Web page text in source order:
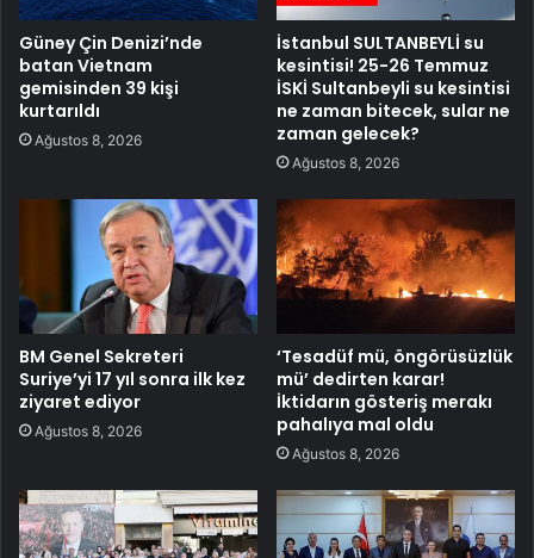
Güney Çin Denizi’nde
batan Vietnam
gemisinden 39 kişi
kurtarıldı
Ağustos 8, 2026
İstanbul SULTANBEYLİ su
kesintisi! 25-26 Temmuz
İSKİ Sultanbeyli su kesintisi
ne zaman bitecek, sular ne
zaman gelecek?
Ağustos 8, 2026
BM Genel Sekreteri
Suriye’yi 17 yıl sonra ilk kez
ziyaret ediyor
Ağustos 8, 2026
‘Tesadüf mü, öngörüsüzlük
mü’ dedirten karar!
İktidarın gösteriş merakı
pahalıya mal oldu
Ağustos 8, 2026